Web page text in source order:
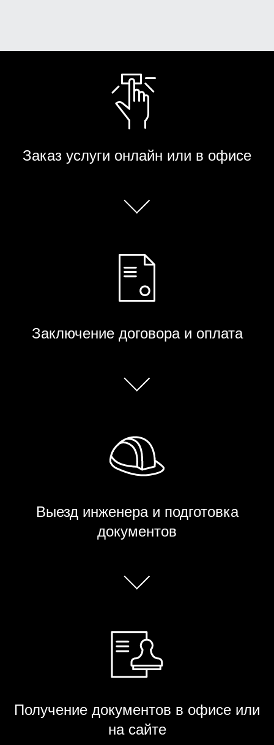
Заказ услуги онлайн или в офисе
Заключение договора и оплата
Выезд инженера и подготовка
документов
Получение документов в офисе или
на сайте